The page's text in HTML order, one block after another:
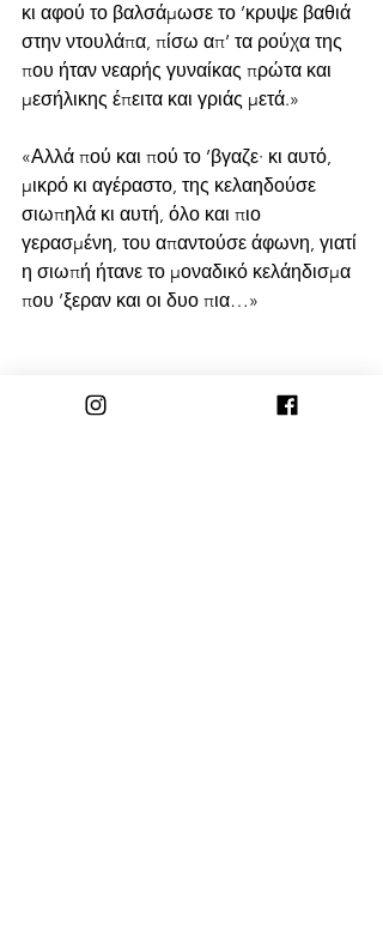
κι αφού το βαλσάμωσε το ’κρυψε βαθιά
στην ντουλάπα, πίσω απ’ τα ρούχα της
που ήταν νεαρής γυναίκας πρώτα και
μεσήλικης έπειτα και γριάς μετά.»
«Αλλά πού και πού το ’βγαζε· κι αυτό,
μικρό κι αγέραστο, της κελαηδούσε
σιωπηλά κι αυτή, όλο και πιο
γερασμένη, του απαντούσε άφωνη, γιατί
η σιωπή ήτανε το μοναδικό κελάηδισμα
που ’ξεραν και οι δυο πια…»